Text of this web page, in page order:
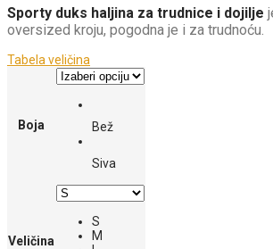
je
bila:
3.490 RSD.
je:
1.190 RSD.
Sporty duks haljina za trudnice i dojilje
oversized kroju, pogodna je i za trudnoću.
Tabela veličina
Boja Bež
Siva
Veličina
S
M